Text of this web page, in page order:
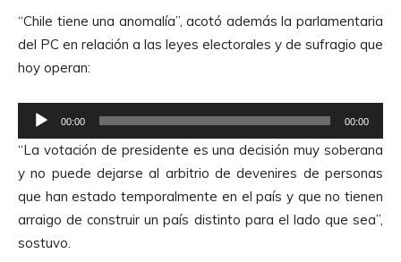
“Chile tiene una anomalía”, acotó además la parlamentaria
del PC en relación a las leyes electorales y de sufragio que
hoy operan:
e
p
r
o
d
u
00:00 00:00
“La votación de presidente es una decisión muy soberana
y no puede dejarse al arbitrio de devenires de personas
que han estado temporalmente en el país y que no tienen
arraigo de construir un país distinto para el lado que sea”,
sostuvo.